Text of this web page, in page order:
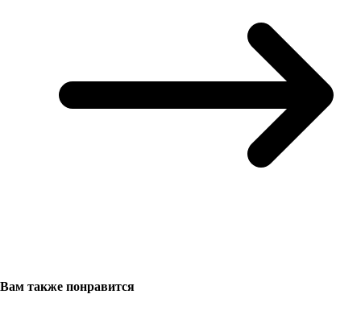
Вам также понравится